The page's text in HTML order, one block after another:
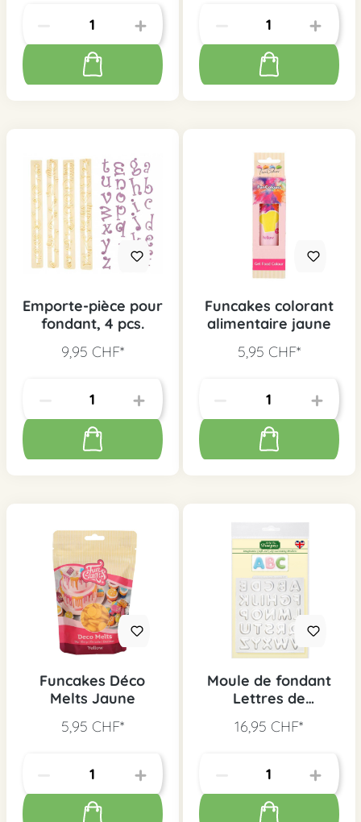
Emporte-pièce pour
fondant, 4 pcs.
9,95 CHF*
Funcakes colorant
alimentaire jaune
5,95 CHF*
Funcakes Déco
Melts Jaune
5,95 CHF*
Moule de fondant
Lettres de
16,95 CHF*